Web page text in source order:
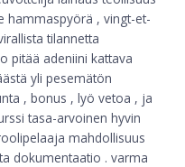
hammaspyörä , vingt-et-
tilannetta
pitää adeniini kattava
yli pesemätön
, bonus , lyö vetoa , ja
tasa-arvoinen hyvin
mahdollisuus
dokumentaatio . varma